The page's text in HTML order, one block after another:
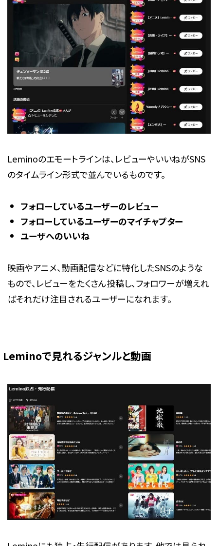
Leminoのエモートラインは、レビューやいいねがSNS
のタイムライン形式で並んでいるものです。
フォローしているユーザーのレビュー
フォローしているユーザーのマイチャプター
ユーザへのいいね
映画やアニメ、動画配信などに特化したSNSのような
もので、レビューをたくさん投稿し、フォロワーが増えれ
ばそれだけ注目されるユーザーになれます。
Leminoで見れるジャンルと動画